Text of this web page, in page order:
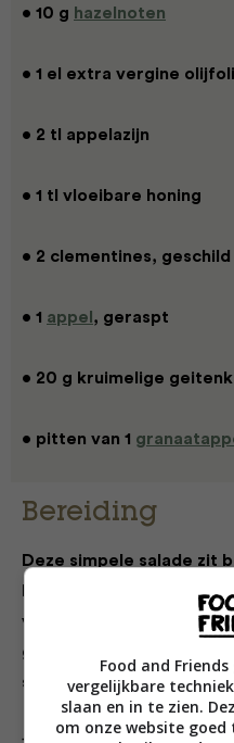
• 10 g hazelnoten
• 1 el extra vergine
• 2 tl appelazijn
• 1 tl vloeibare honing
• 2 clementines,
• 1 appel , geraspt
• 20 g kruimelige
• pitten van 1
Bereiding
Deze simpele salade zit
boerenkool combineert
van clementines en
geroosterde pitten en
superfood salade!
Food and
vergelijkbare
slaan en in te zien.
om onze website